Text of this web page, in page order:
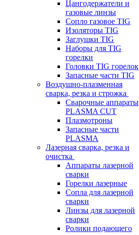
Цангодержатели и
газовые линзы
Сопло газовое TIG
Изоляторы TIG
Заглушки TIG
Наборы для TIG
горелки
Головки TIG горелок
Запасные части TIG
Воздушно-плазменная
сварка, резка и строжка
Сварочные аппараты
PLASMA CUT
Плазмотроны
Запасные части
PLASMA
Лазерная сварка, резка и
очистка
Аппараты лазерной
сварки
Горелки лазерные
Сопла для лазерной
сварки
Линзы для лазерной
сварки
Ролики подающего